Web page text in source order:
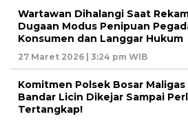
Wartawan Dihalangi Saat
Dugaan Modus Penipuan
Konsumen dan Langgar Hukum
27 Maret 2026 | 3:24 pm WIB
Komitmen Polsek Bosar
Bandar Licin Dikejar Sampai
Tertangkap!